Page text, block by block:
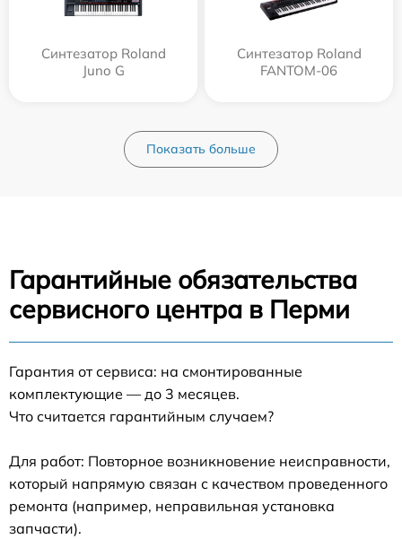
Синтезатор Roland
Juno G
Синтезатор Roland
FANTOM-06
Показать больше
Гарантийные обязательства
сервисного центра в Перми
Гарантия от сервиса: на смонтированные
комплектующие — до 3 месяцев.
Что считается гарантийным случаем?
Для работ: Повторное возникновение неисправности,
который напрямую связан с качеством проведенного
ремонта (например, неправильная установка
запчасти).